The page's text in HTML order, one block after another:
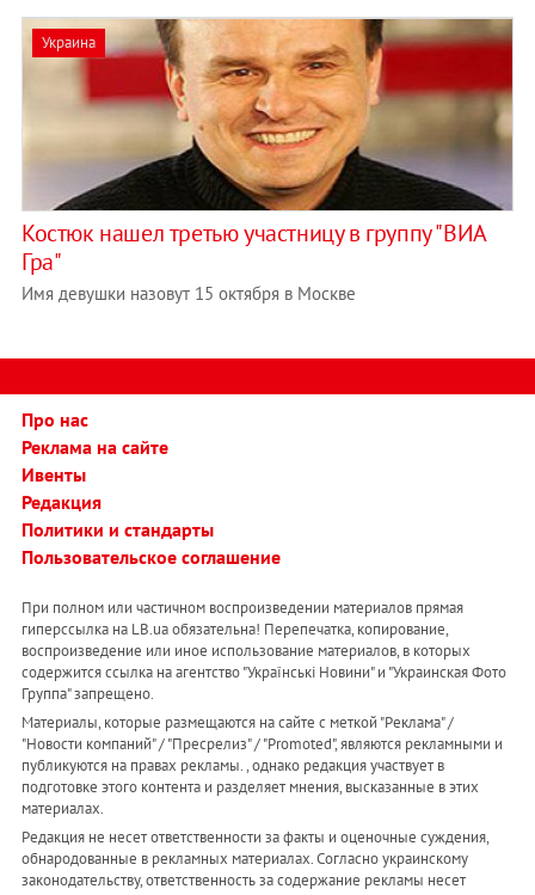
Украина
Костюк нашел третью участницу в группу "ВИА
Гра"
Имя девушки назовут 15 октября в Москве
Про нас
Реклама на сайте
Ивенты
Редакция
Политики и стандарты
Пользовательское соглашение
При полном или частичном воспроизведении материалов прямая
гиперссылка на LB.ua обязательна! Перепечатка, копирование,
воспроизведение или иное использование материалов, в которых
содержится ссылка на агентство "Українськi Новини" и "Украинская Фото
Группа" запрещено.
Материалы, которые размещаются на сайте с меткой "Реклама" /
"Новости компаний" / "Пресрелиз" / "Promoted", являются рекламными и
публикуются на правах рекламы. , однако редакция участвует в
подготовке этого контента и разделяет мнения, высказанные в этих
материалах.
Редакция не несет ответственности за факты и оценочные суждения,
обнародованные в рекламных материалах. Согласно украинскому
законодательству, ответственность за содержание рекламы несет